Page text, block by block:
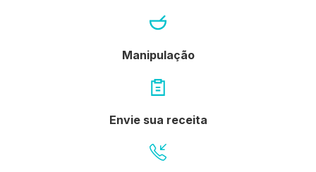
Manipulação
Envie sua receita